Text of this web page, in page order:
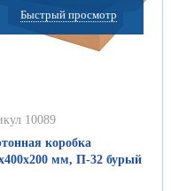
Быстрый просмотр
10089
коробка
мм, П-32 бурый